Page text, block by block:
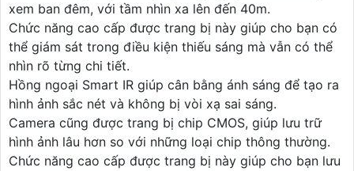
xem ban đêm, với tầm nhìn xa lên đến 40m.
Chức năng cao cấp được trang bị này giúp cho bạn có
thể giám sát trong điều kiện thiếu sáng mà vẫn có thể
nhìn rõ từng chi tiết.
Hồng ngoại Smart IR giúp cân bằng ánh sáng để tạo ra
hình ảnh sắc nét và không bị vòi xạ sai sáng.
Camera cũng được trang bị chip CMOS, giúp lưu trữ
hình ảnh lâu hơn so với những loại chip thông thường.
Chức năng cao cấp được trang bị này giúp cho bạn lưu